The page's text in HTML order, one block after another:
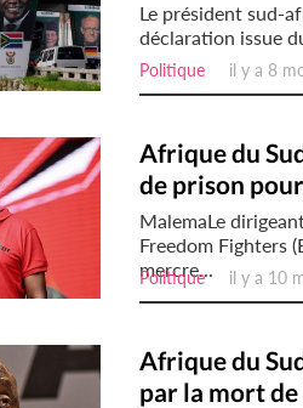
Le président sud-
déclaration issue
Politique il y a 8
Afrique du
de prison
MalemaLe
Freedom Fighters
mercre...
Politiqueil y a 10
Afrique du
par la mort